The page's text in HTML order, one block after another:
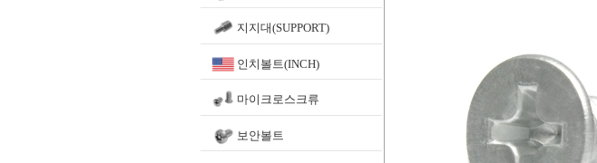
지지대(SUPPORT)
인치볼트(INCH)
마이크로스크류
보안볼트